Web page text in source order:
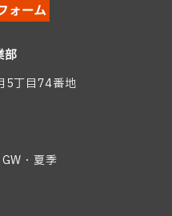
部
5丁目74番地
・夏季